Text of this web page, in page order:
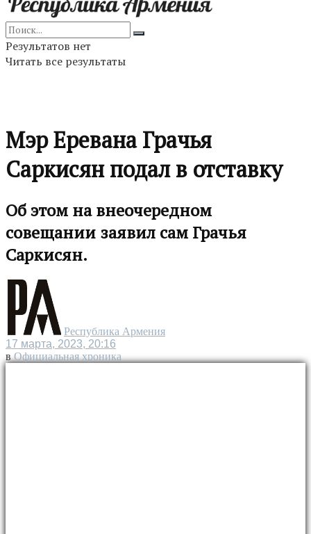
Результатов нет
Читать все результаты
Мэр Еревана Грачья
Саркисян подал в отставку
Об этом на внеочередном
совещании заявил сам Грачья
Саркисян.
Республика Армения
17 марта, 2023, 20:16
в Официальная хроника